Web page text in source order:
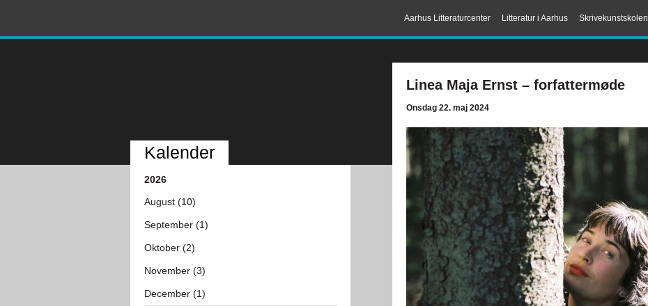
Skrivekunstskolen
Litteratur i Aarhus
Aarhus Litteraturcenter
Linea Maja Ernst – forfattermøde
Onsdag 22. maj 2024
Kalender
2026
August (10)
September (1)
Oktober (2)
November (3)
December (1)